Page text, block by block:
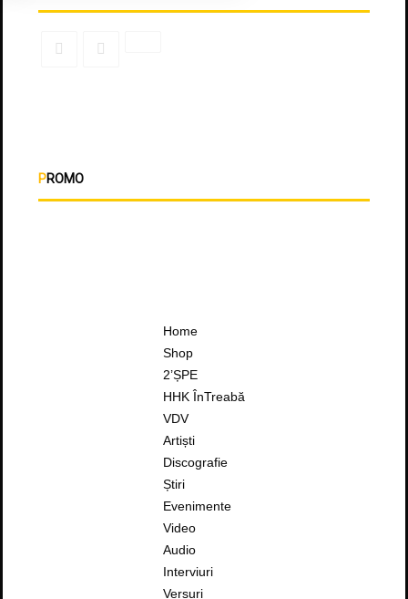
PROMO
Home
Shop
2’ȘPE
HHK ÎnTreabă
VDV
Artiști
Discografie
Știri
Evenimente
Video
Audio
Interviuri
Versuri